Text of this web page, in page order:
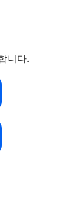
니다.